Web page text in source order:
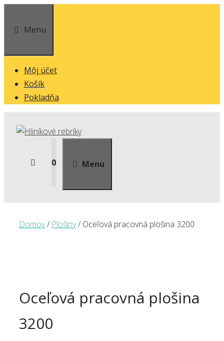
Menu
Môj účet
Košík
Pokladňa
0 Menu
Domov/ Plošiny/ Oceľová pracovná plošina 3200
Oceľová pracovná plošina
3200